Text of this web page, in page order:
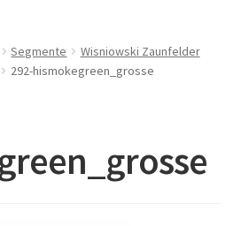
Segmente
Wisniowski Zaunfelder
292-hismokegreen_grosse